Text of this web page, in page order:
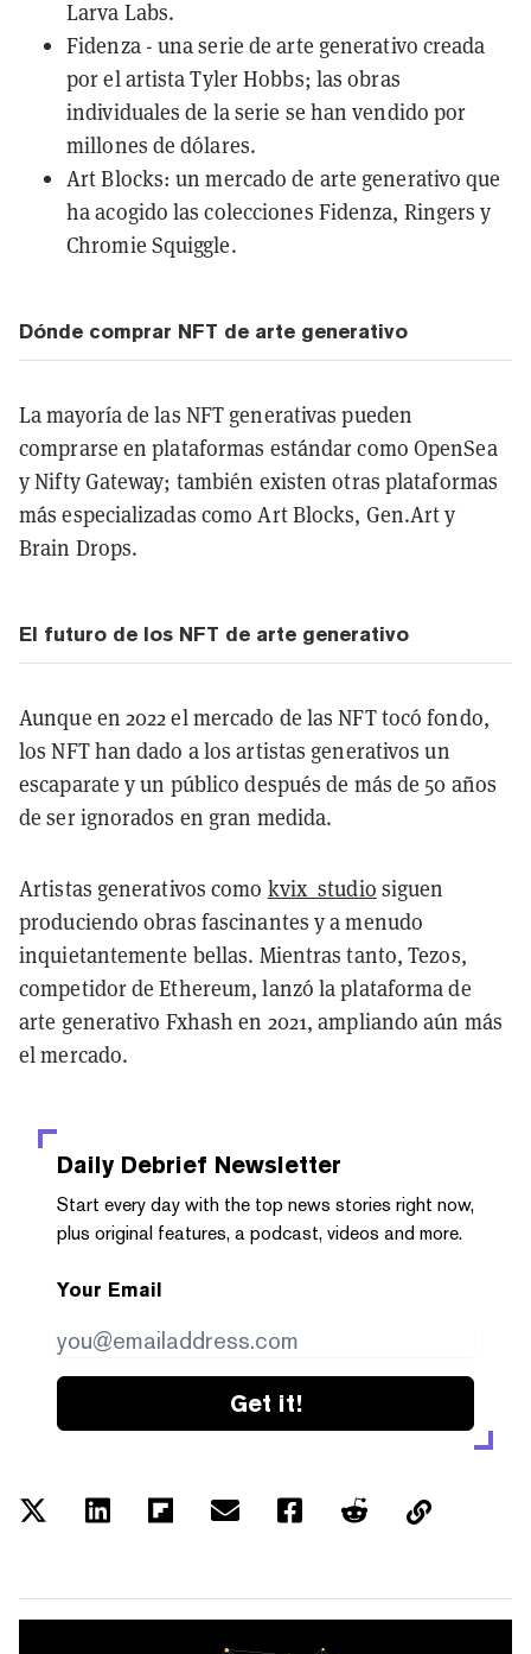
Larva Labs.
Fidenza - una serie de arte generativo creada
por el artista Tyler Hobbs; las obras
individuales de la serie se han vendido por
millones de dólares.
Art Blocks: un mercado de arte generativo que
ha acogido las colecciones Fidenza, Ringers y
Chromie Squiggle.
Dónde comprar NFT de arte generativo
La mayoría de las NFT generativas pueden
comprarse en plataformas estándar como OpenSea
y Nifty Gateway; también existen otras plataformas
más especializadas como Art Blocks, Gen.Art y
Brain Drops.
El futuro de los NFT de arte generativo
Aunque en 2022 el mercado de las NFT tocó fondo,
los NFT han dado a los artistas generativos un
escaparate y un público después de más de 50 años
de ser ignorados en gran medida.
Artistas generativos como kvix_studio siguen
produciendo obras fascinantes y a menudo
inquietantemente bellas. Mientras tanto, Tezos,
competidor de Ethereum, lanzó la plataforma de
arte generativo Fxhash en 2021, ampliando aún más
el mercado.
Daily Debrief Newsletter
Start every day with the top news stories right now,
plus original features, a podcast, videos and more.
Your Email
Get it!